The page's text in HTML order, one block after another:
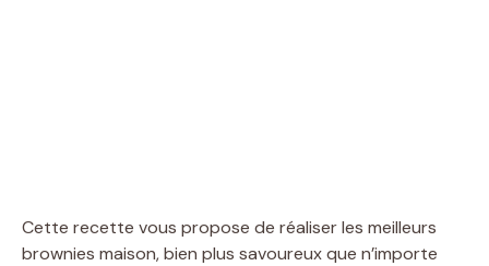
Cette recette vous propose de réaliser les meilleurs
brownies maison, bien plus savoureux que n’importe